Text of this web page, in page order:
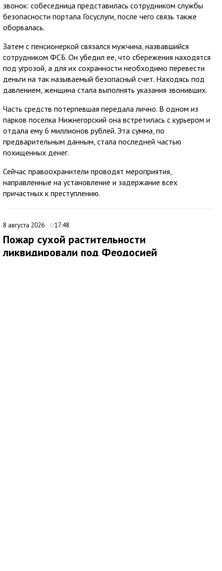
звонок: собеседница представилась сотрудником службы
безопасности портала Госуслуги, после чего связь также
оборвалась.
Затем с пенсионеркой связался мужчина, назвавшийся
сотрудником ФСБ. Он убедил ее, что сбережения находятся
под угрозой, а для их сохранности необходимо перевести
деньги на так называемый безопасный счет. Находясь под
давлением, женщина стала выполнять указания звонивших.
Часть средств потерпевшая передала лично. В одном из
парков поселка Нижнегорский она встретилась с курьером и
отдала ему 6 миллионов рублей. Эта сумма, по
предварительным данным, стала последней частью
похищенных денег.
Сейчас правоохранители проводят мероприятия,
направленные на установление и задержание всех
причастных к преступлению.
8 августа 2026 17:48
Пожар сухой растительности
ликвидировали под Феодосией